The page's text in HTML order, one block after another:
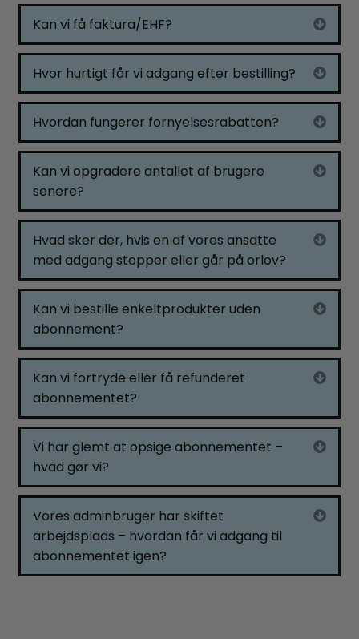
Kan vi få faktura/EHF?
Hvor hurtigt får vi adgang efter bestilling?
Hvordan fungerer fornyelsesrabatten?
Kan vi opgradere antallet af brugere
senere?
Hvad sker der, hvis en af vores ansatte
med adgang stopper eller går på orlov?
Kan vi bestille enkeltprodukter uden
abonnement?
Kan vi fortryde eller få refunderet
abonnementet?
Vi har glemt at opsige abonnementet –
hvad gør vi?
Vores adminbruger har skiftet
arbejdsplads – hvordan får vi adgang til
abonnementet igen?